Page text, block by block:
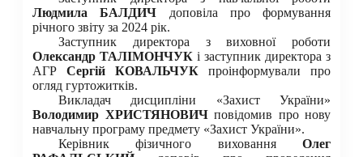
Людмила БАЛДИЧ доповіла про формування
річного звіту за 2024 рік.
Заступник директора з виховної роботи
Олександр ТАЛІМОНЧУК і заступник директора з
АГР Сергій КОВАЛЬЧУК проінформували про
огляд гуртожитків.
Викладач дисципліни «Захист України»
Володимир ХРИСТЯНОВИЧповідомив про нову
навчальну програму предмету «Захист України».
Керівник фізичного виховання Олег